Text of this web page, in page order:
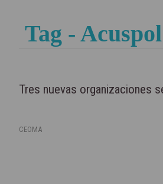
Tag - Acuspol
Tres nuevas organizaciones
CEOMA